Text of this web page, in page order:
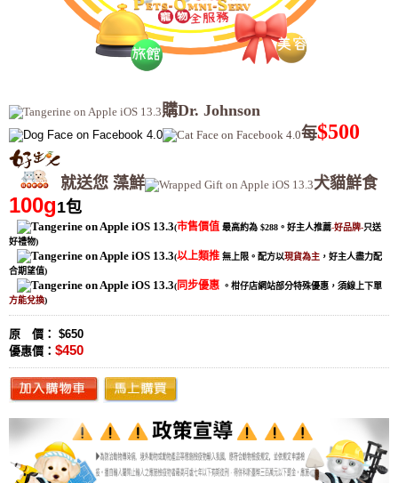
購Dr. Johnson
每$500
就送您 藻鮮 犬貓鮮食
100g1包
(市售價值 最高約為 $288。 好主人推薦-好品牌-只送
好禮物)
(以上類推 無上限。配方以現貨為主 ，好主人盡力配
合期望值)
( 同步優惠 。柑仔店網站部分特殊優惠，須線上下單
方能兌換)
原 價： $650
優惠價： $450